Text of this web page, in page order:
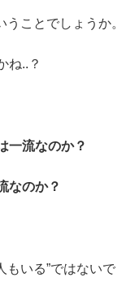
ことでしょうか。
ね..？
一流なのか？
なのか？
もいる”ではないで